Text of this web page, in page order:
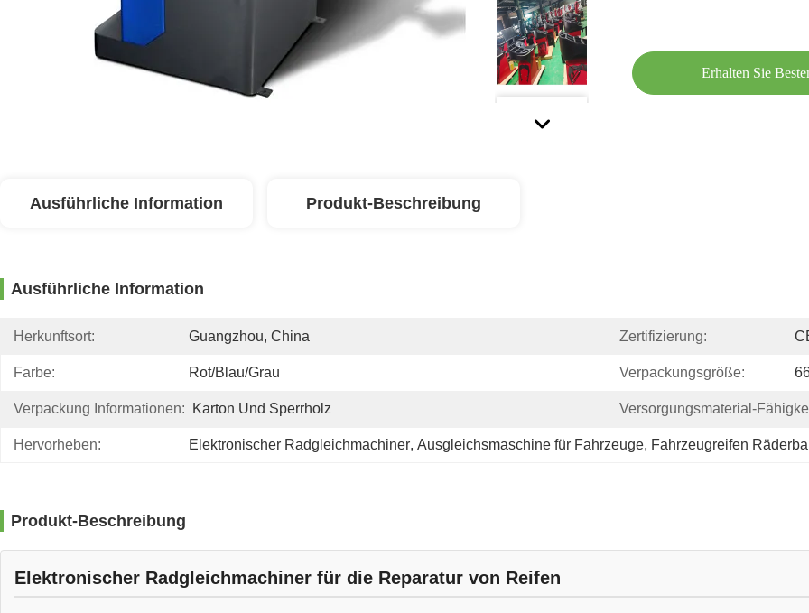
Erhalten Sie
Ausführliche Information Produkt-Beschreibung
Ausführliche Information
Herkunftsort: Guangzhou, China Zertifizierung:
Farbe: Rot/Blau/Grau Verpackungsgröße:
Verpackung Informationen: Karton Und Sperrholz Versorgungsmaterial-
Hervorheben: Elektronischer Radgleichmachiner, Ausgleichsmaschine für Fahrzeuge, Fahrzeugreifen
Produkt-Beschreibung
Elektronischer Radgleichmachiner für die Reparatur von Reifen